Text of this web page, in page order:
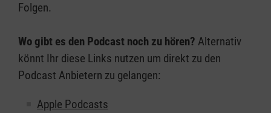
Folgen.
Wo gibt es den Podcast noch zu hören? Alternativ
könnt Ihr diese Links nutzen um direkt zu den
Podcast Anbietern zu gelangen:
Apple Podcasts